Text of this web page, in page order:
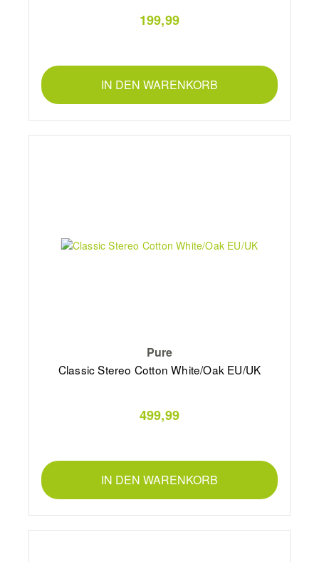
199,99
IN DEN WARENKORB
Pure
Classic Stereo Cotton White/Oak EU/UK
499,99
IN DEN WARENKORB